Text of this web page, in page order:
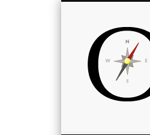
Harald J. Bolsinger